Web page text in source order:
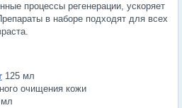
процессы регенерации, ускоряет
в наборе подходят для всех
125 мл
очищения кожи